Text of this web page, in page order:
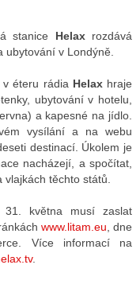
stanice Helax rozdává
ubytování v Londýně.
éteru rádia Helaxhraje
ubytování v hotelu,
a kapesné na jídlo.
vysílání a na webu
destinací. Úkolem je
nacházejí, a spočítat,
těchto států.
31. května musí zaslat
www.litam.eu , dne
Více informací na
.